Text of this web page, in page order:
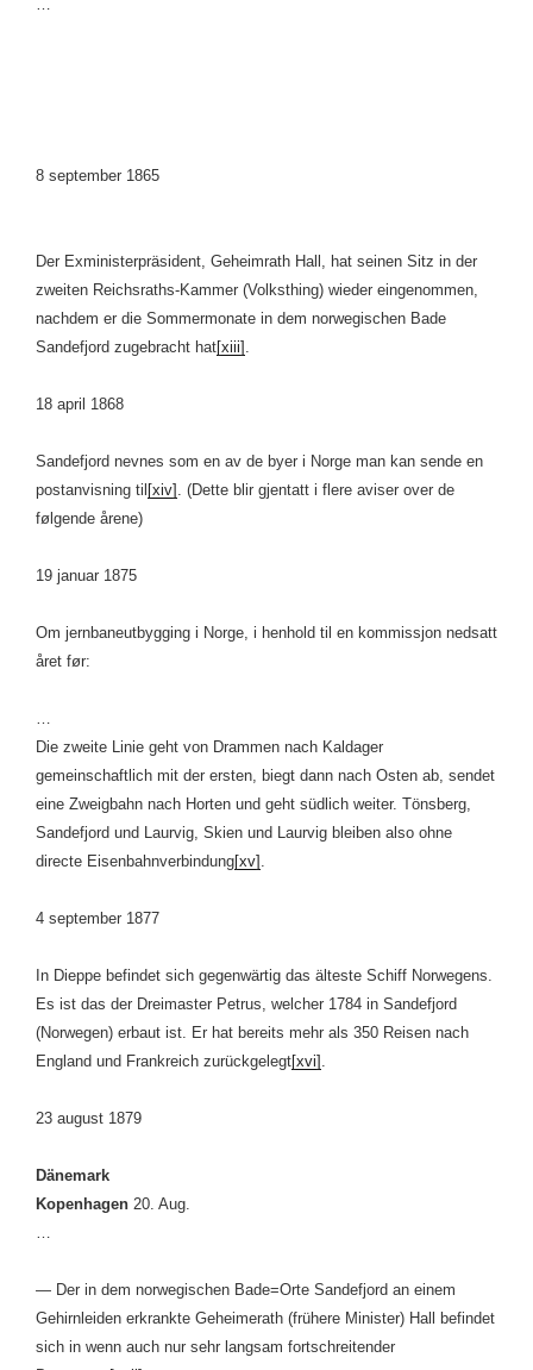
…
8 september 1865
Der Exministerpräsident, Geheimrath Hall, hat seinen Sitz in der
zweiten Reichsraths-Kammer (Volksthing) wieder eingenommen,
nachdem er die Sommermonate in dem norwegischen Bade
Sandefjord zugebracht hat[xiii] .
18 april 1868
Sandefjord nevnes som en av de byer i Norge man kan sende en
postanvisning til [xiv] . (Dette blir gjentatt i flere aviser over de
følgende årene)
19 januar 1875
Om jernbaneutbygging i Norge, i henhold til en kommissjon nedsatt
året før:
…
Die zweite Linie geht von Drammen nach Kaldager
gemeinschaftlich mit der ersten, biegt dann nach Osten ab, sendet
eine Zweigbahn nach Horten und geht südlich weiter. Tönsberg,
Sandefjord und Laurvig, Skien und Laurvig bleiben also ohne
directe Eisenbahnverbindung[xv] .
4 september 1877
In Dieppe befindet sich gegenwärtig das älteste Schiff Norwegens.
Es ist das der Dreimaster Petrus, welcher 1784 in Sandefjord
(Norwegen) erbaut ist. Er hat bereits mehr als 350 Reisen nach
England und Frankreich zurückgelegt[xvi] .
23 august 1879
Dänemark
Kopenhagen 20. Aug.
…
— Der in dem norwegischen Bade=Orte Sandefjord an einem
Gehirnleiden erkrankte Geheimerath (frühere Minister) Hall befindet
sich in wenn auch nur sehr langsam fortschreitender